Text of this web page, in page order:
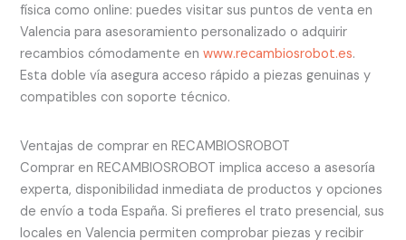
física como online: puedes visitar sus puntos de venta en
Valencia para asesoramiento personalizado o adquirir
recambios cómodamente enwww.recambiosrobot.es.
Esta doble vía asegura acceso rápido a piezas genuinas y
compatibles con soporte técnico.
Ventajas de comprar en RECAMBIOSROBOT
Comprar en RECAMBIOSROBOT implica acceso a asesoría
experta, disponibilidad inmediata de productos y opciones
de envío a toda España. Si prefieres el trato presencial, sus
locales en Valencia permiten comprobar piezas y recibir